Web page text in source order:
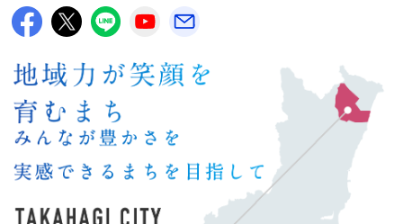
高萩市公式Facebook
高萩市公式X
高萩市公式LINE
高萩市YouTube公式チャンネル